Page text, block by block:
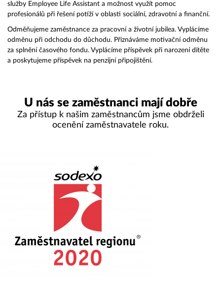
služby Employee Life Assistant a možnost využít pomoc
profesionálů při řešení potíží v oblasti sociální, zdravotní a finanční.
Odměňujeme zaměstnance za pracovní a životní jubilea. Vyplácíme
odměnu při odchodu do důchodu. Přiznáváme motivační odměnu
za splnění časového fondu. Vyplácíme příspěvek při narození dítěte
a poskytujeme příspěvek na penzijní připojištění.
U nás se zaměstnanci mají dobře
Za přístup k našim zaměstnancům jsme obdrželi
ocenění zaměstnavatele roku.